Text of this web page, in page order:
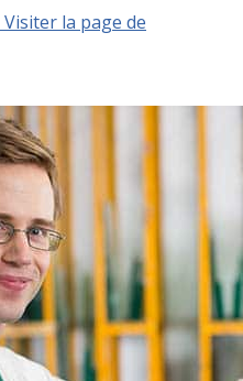
Visiter la page de